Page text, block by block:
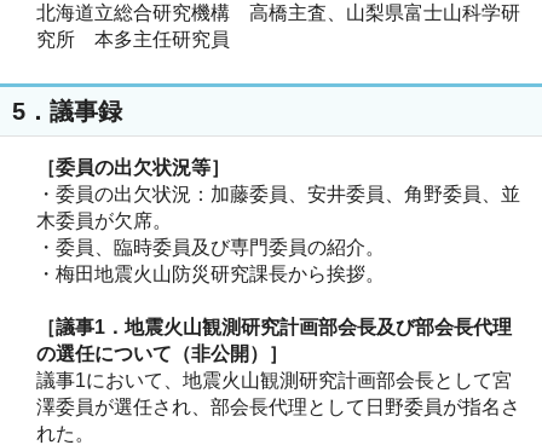
北海道立総合研究機構 高橋主査、山梨県富士山科学研
究所 本多主任研究員
5．議事録
［委員の出欠状況等］
・委員の出欠状況：加藤委員、安井委員、角野委員、並
木委員が欠席。
・委員、臨時委員及び専門委員の紹介。
・梅田地震火山防災研究課長から挨拶。
［議事1 ．地震火山観測研究計画部会長及び部会長代理
の選任について（非公開）］
議事1において、地震火山観測研究計画部会長として宮
澤委員が選任され、部会長代理として日野委員が指名さ
れた。